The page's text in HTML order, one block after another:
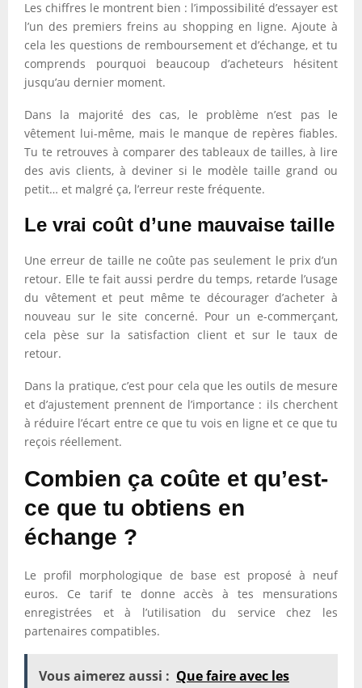
Les chiffres le montrent bien : l’impossibilité d’essayer est
l’un des premiers freins au shopping en ligne. Ajoute à
cela les questions de remboursement et d’échange, et tu
comprends pourquoi beaucoup d’acheteurs hésitent
jusqu’au dernier moment.
Dans la majorité des cas, le problème n’est pas le
vêtement lui-même, mais le manque de repères fiables.
Tu te retrouves à comparer des tableaux de tailles, à lire
des avis clients, à deviner si le modèle taille grand ou
petit… et malgré ça, l’erreur reste fréquente.
Le vrai coût d’une mauvaise taille
Une erreur de taille ne coûte pas seulement le prix d’un
retour. Elle te fait aussi perdre du temps, retarde l’usage
du vêtement et peut même te décourager d’acheter à
nouveau sur le site concerné. Pour un e-commerçant,
cela pèse sur la satisfaction client et sur le taux de
retour.
Dans la pratique, c’est pour cela que les outils de mesure
et d’ajustement prennent de l’importance : ils cherchent
à réduire l’écart entre ce que tu vois en ligne et ce que tu
reçois réellement.
Combien ça coûte et qu’est-
ce que tu obtiens en
échange ?
Le profil morphologique de base est proposé à neuf
euros. Ce tarif te donne accès à tes mensurations
enregistrées et à l’utilisation du service chez les
partenaires compatibles.
Vous aimerez aussi : Que faire avec les